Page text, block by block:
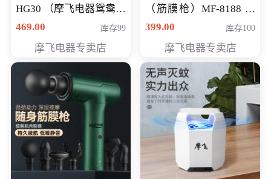
HG30 （摩飞电器鸳鸯锅
MF-HG30 ） 会员专享价
469.00 库存99
摩飞电器专卖店
（筋膜枪）MF-8188 会
员专享价268元
399.00 库存100
摩飞电器专卖店